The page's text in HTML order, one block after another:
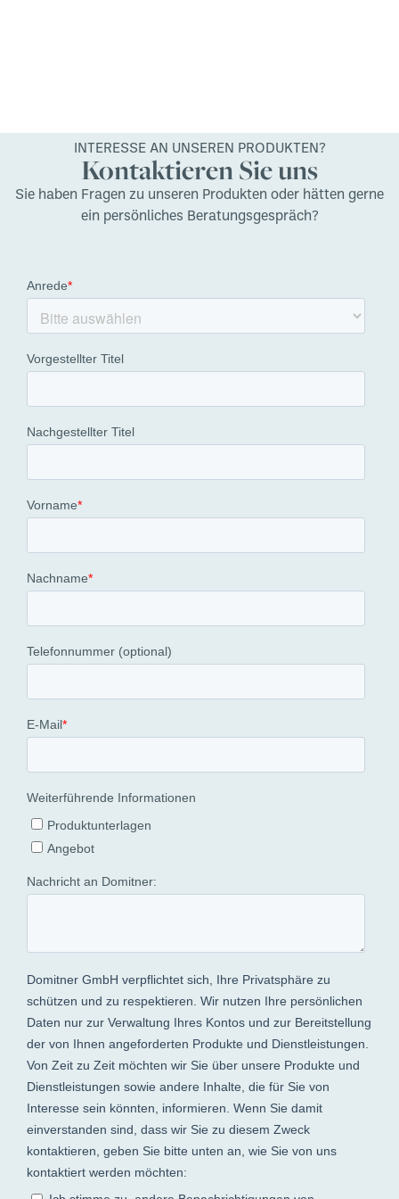
INTERESSE AN UNSEREN PRODUKTEN?
Kontaktieren Sie uns
Sie haben Fragen zu unseren Produkten oder hätten gerne
ein persönliches Beratungsgespräch?